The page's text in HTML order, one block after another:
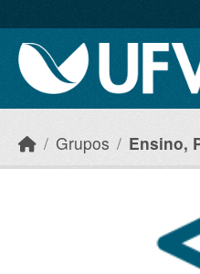
Grupos Ensino,